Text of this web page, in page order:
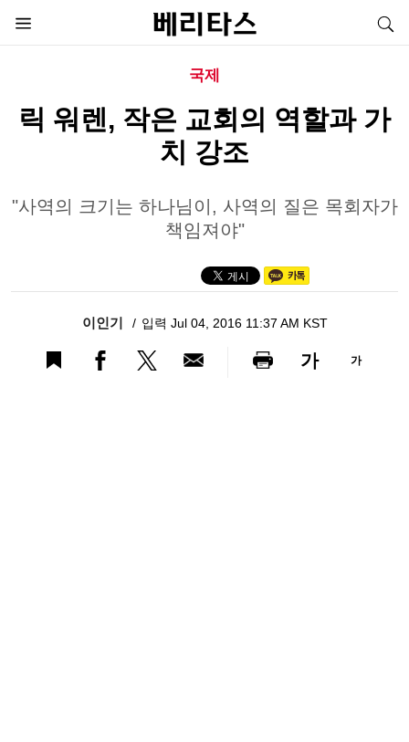
국제
릭 워렌, 작은 교회의 역할과 가
치 강조
"사역의 크기는 하나님이, 사역의 질은 목회자가
책임져야"
이인기 입력 Jul 04, 2016 11:37 AM KST
가 가